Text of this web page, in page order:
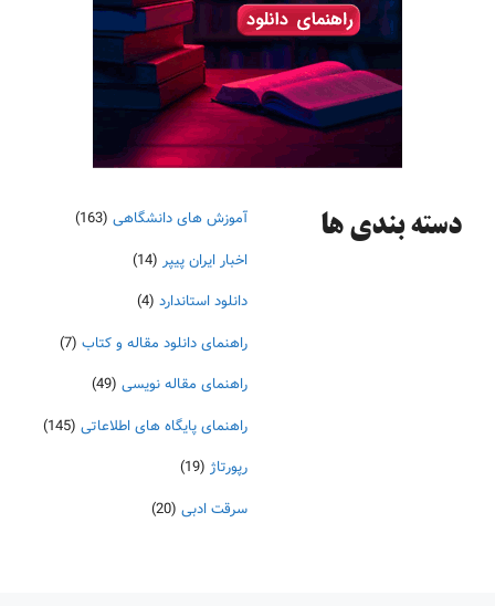
دسته‌ بندی ها آموزش های دانشگاهی (163)
اخبار ایران پیپر (14)
دانلود استاندارد (4)
راهنمای دانلود مقاله و کتاب (7)
راهنمای مقاله نویسی (49)
راهنمای پایگاه های اطلاعاتی (145)
رپورتاژ (19)
سرقت ادبی (20)